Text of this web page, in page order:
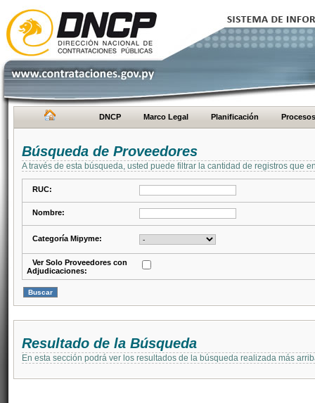
DNCP Marco Legal Planificación Procesos
Búsqueda de Proveedores
A través de esta búsqueda, usted puede filtrar la cantidad de registros que
RUC:
Nombre:
Categoría Mipyme:
Ver Solo Proveedores con
Adjudicaciones:
Resultado de la Búsqueda
En esta sección podrá ver los resultados de la búsqueda realizada más